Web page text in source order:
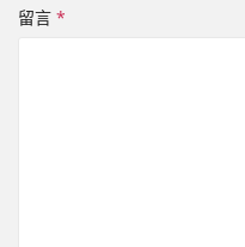
留言 *